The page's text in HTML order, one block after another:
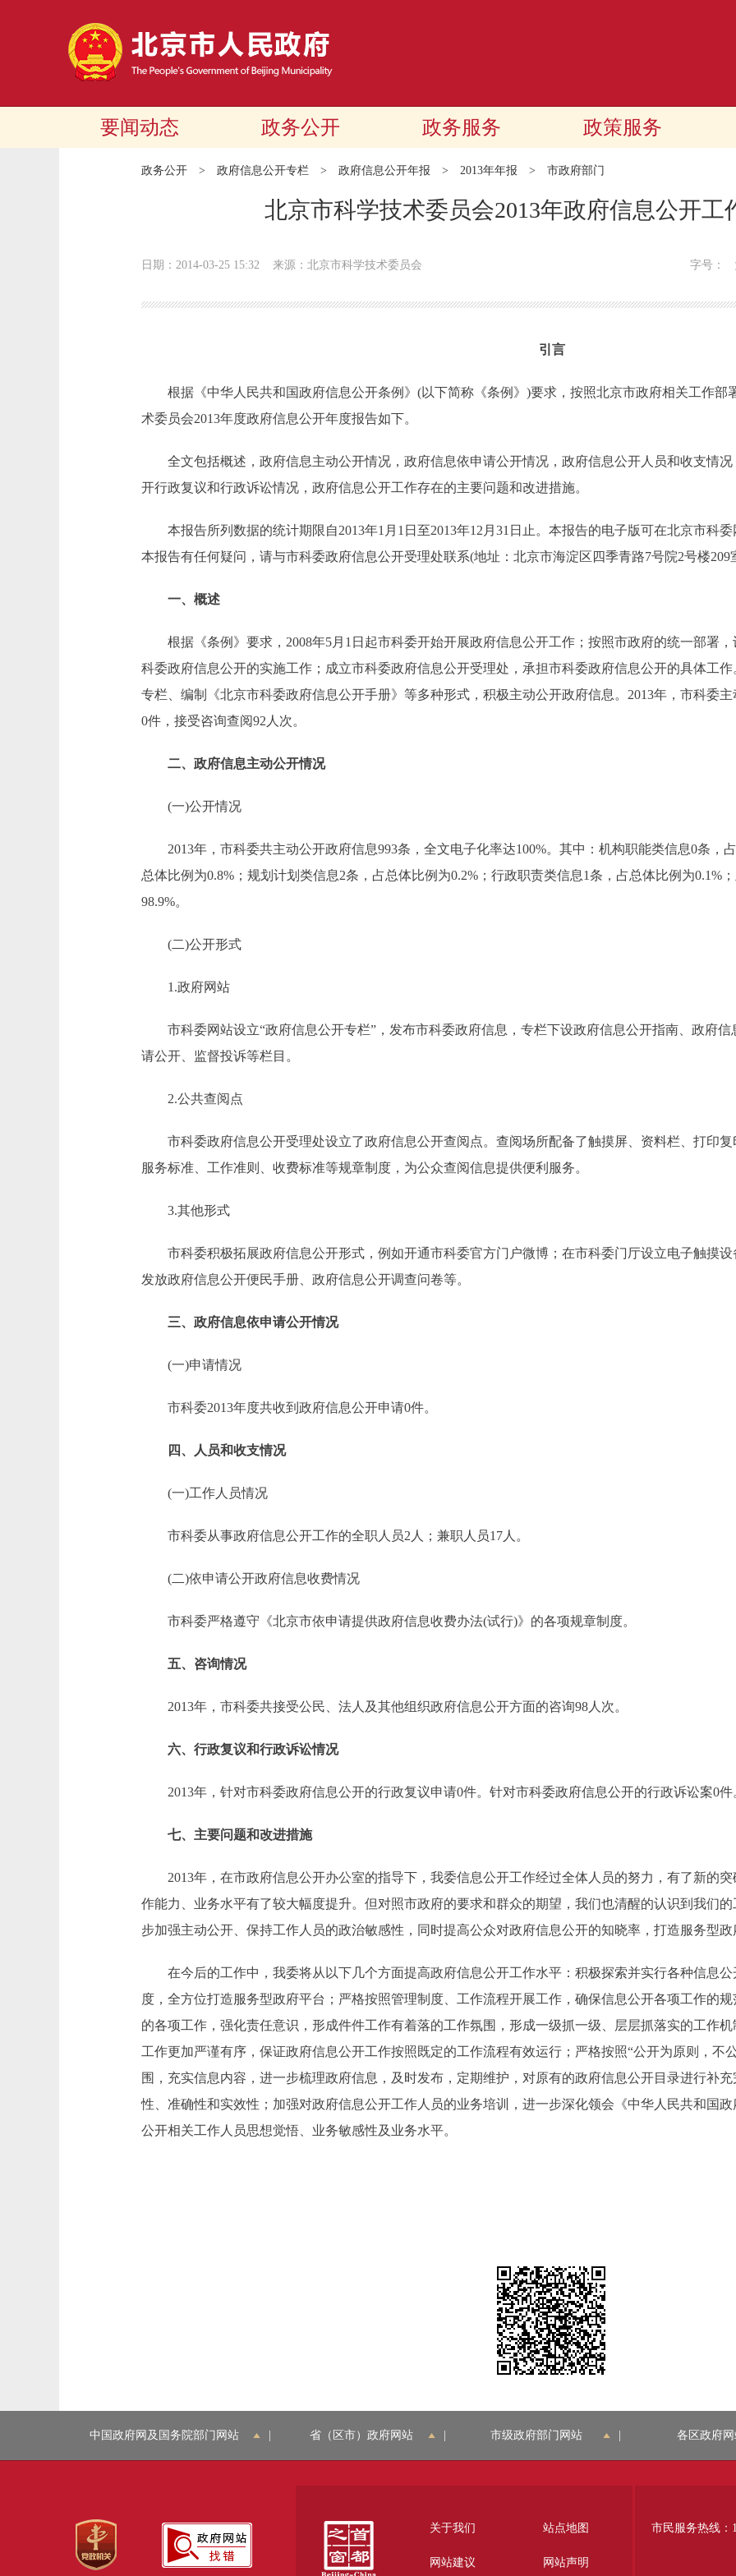
要闻动态 政务公开 政务服务 政策服务
政务公开 > 政府信息公开专栏 > 政府信息公开年报 > 2013年年报 > 市政府部门
北京市科学技术委员会2013年政府信息公开工
日期：2014-03-25 15:32 来源：北京市科学技术委员会 字号：
引言
根据《中华人民共和国政府信息公开条例》(以下简称《条例》)要求，按照北京市政府相关工作部
术委员会2013年度政府信息公开年度报告如下。
全文包括概述，政府信息主动公开情况，政府信息依申请公开情况，政府信息公开人员和收支情况
开行政复议和行政诉讼情况，政府信息公开工作存在的主要问题和改进措施。
本报告所列数据的统计期限自2013年1月1日至2013年12月31日止。本报告的电子版可在北京市科委
本报告有任何疑问，请与市科委政府信息公开受理处联系(地址：北京市海淀区四季青路7号院2号楼209
一、概述
根据《条例》要求，2008年5月1日起市科委开始开展政府信息公开工作；按照市政府的统一部署
科委政府信息公开的实施工作；成立市科委政府信息公开受理处，承担市科委政府信息公开的具体工
专栏、编制《北京市科委政府信息公开手册》等多种形式，积极主动公开政府信息。2013年，市科委
0件，接受咨询查阅92人次。
二、政府信息主动公开情况
(一)公开情况
2013年，市科委共主动公开政府信息993条，全文电子化率达100%。其中：机构职能类信息0条，
总体比例为0.8%；规划计划类信息2条，占总体比例为0.2%；行政职责类信息1条，占总体比例为0.1%
98.9%。
(二)公开形式
1.政府网站
市科委网站设立“政府信息公开专栏”，发布市科委政府信息，专栏下设政府信息公开指南、政府信
请公开、监督投诉等栏目。
2.公共查阅点
市科委政府信息公开受理处设立了政府信息公开查阅点。查阅场所配备了触摸屏、资料栏、打印复
服务标准、工作准则、收费标准等规章制度，为公众查阅信息提供便利服务。
3.其他形式
市科委积极拓展政府信息公开形式，例如开通市科委官方门户微博；在市科委门厅设立电子触摸设
发放政府信息公开便民手册、政府信息公开调查问卷等。
三、政府信息依申请公开情况
(一)申请情况
市科委2013年度共收到政府信息公开申请0件。
四、人员和收支情况
(一)工作人员情况
市科委从事政府信息公开工作的全职人员2人；兼职人员17人。
(二)依申请公开政府信息收费情况
市科委严格遵守《北京市依申请提供政府信息收费办法(试行)》的各项规章制度。
五、咨询情况
2013年，市科委共接受公民、法人及其他组织政府信息公开方面的咨询98人次。
六、行政复议和行政诉讼情况
2013年，针对市科委政府信息公开的行政复议申请0件。针对市科委政府信息公开的行政诉讼案0件
七、主要问题和改进措施
2013年，在市政府信息公开办公室的指导下，我委信息公开工作经过全体人员的努力，有了新的突
作能力、业务水平有了较大幅度提升。但对照市政府的要求和群众的期望，我们也清醒的认识到我们
步加强主动公开、保持工作人员的政治敏感性，同时提高公众对政府信息公开的知晓率，打造服务型
在今后的工作中，我委将从以下几个方面提高政府信息公开工作水平：积极探索并实行各种信息公
度，全方位打造服务型政府平台；严格按照管理制度、工作流程开展工作，确保信息公开各项工作的
的各项工作，强化责任意识，形成件件工作有着落的工作氛围，形成一级抓一级、层层抓落实的工作
工作更加严谨有序，保证政府信息公开工作按照既定的工作流程有效运行；严格按照“公开为原则，不
围，充实信息内容，进一步梳理政府信息，及时发布，定期维护，对原有的政府信息公开目录进行补
性、准确性和实效性；加强对政府信息公开工作人员的业务培训，进一步深化领会《中华人民共和国
公开相关工作人员思想觉悟、业务敏感性及业务水平。
中国政府网及国务院部门网站 省（区市）政府网站 市级政府部门网站 各区政府
关于我们 站点地图
网站建议 网站声明
市民服务热线：